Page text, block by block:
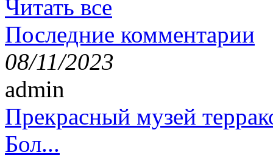
Читать все
Последние комментарии
08/11/2023
admin
Прекрасный музей
Бол...